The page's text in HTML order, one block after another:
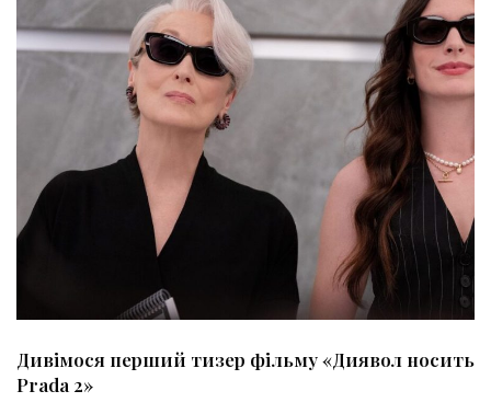
Дивімося перший тизер фільму «Диявол носить
Prada 2»